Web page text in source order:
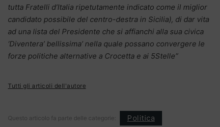
tutta Fratelli d’Italia ripetutamente indicato come il miglior
candidato possibile del centro-destra in Sicilia), di dar vita
ad una lista del Presidente che si affianchi alla sua civica
‘Diventera’ bellissima’ nella quale possano convergere le
forze politiche alternative a Crocetta e ai 5Stelle”
Tutti gli articoli dell'autore
Questo articolo fa parte delle categorie: Politica